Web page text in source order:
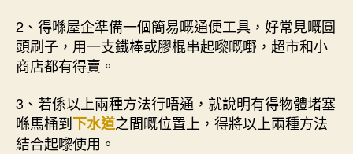
2、得喺屋企準備一個簡易嘅通便工具，好常見嘅圓
頭刷子，用一支鐵棒或膠棍串起嚟嘅嘢，超市和小
商店都有得賣。
3、若係以上兩種方法行唔通，就說明有得物體堵塞
喺馬桶到下水道之間嘅位置上，得將以上兩種方法
結合起嚟使用。